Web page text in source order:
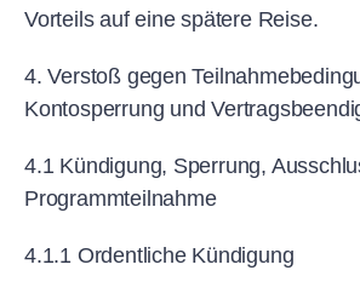
Vorteils auf eine spätere Reise.
4. Verstoß gegen
Kontosperrung und
4.1 Kündigung, Sperrung,
Programmteilnahme
4.1.1 Ordentliche Kündigung